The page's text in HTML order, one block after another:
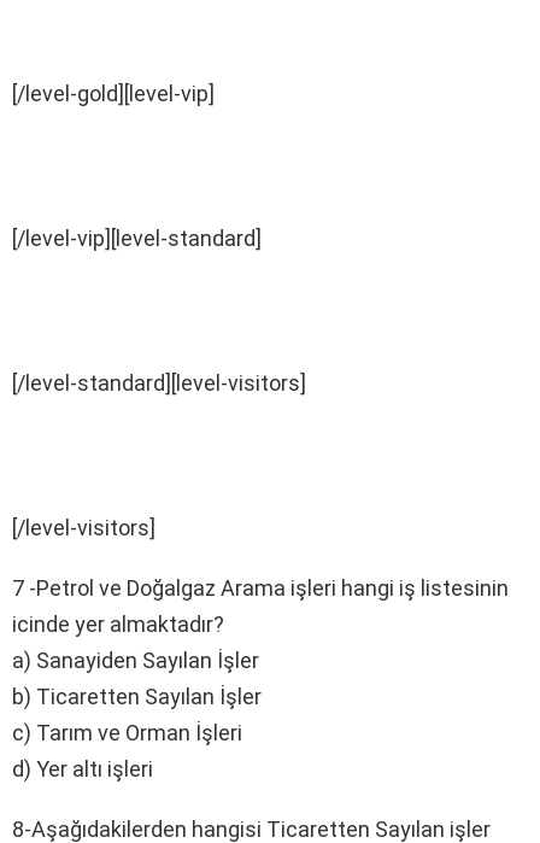
[/level-gold][level-vip]
[/level-vip][level-standard]
[/level-standard][level-visitors]
[/level-visitors]
7 -Petrol ve Doğalgaz Arama işleri hangi iş listesinin
icinde yer almaktadır?
a) Sanayiden Sayılan İşler
b) Ticaretten Sayılan İşler
c) Tarım ve Orman İşleri
d) Yer altı işleri
8-Aşağıdakilerden hangisi Ticaretten Sayılan işler